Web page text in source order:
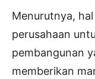
Menurutnya,
perusahaan
pembangunan
memberikan